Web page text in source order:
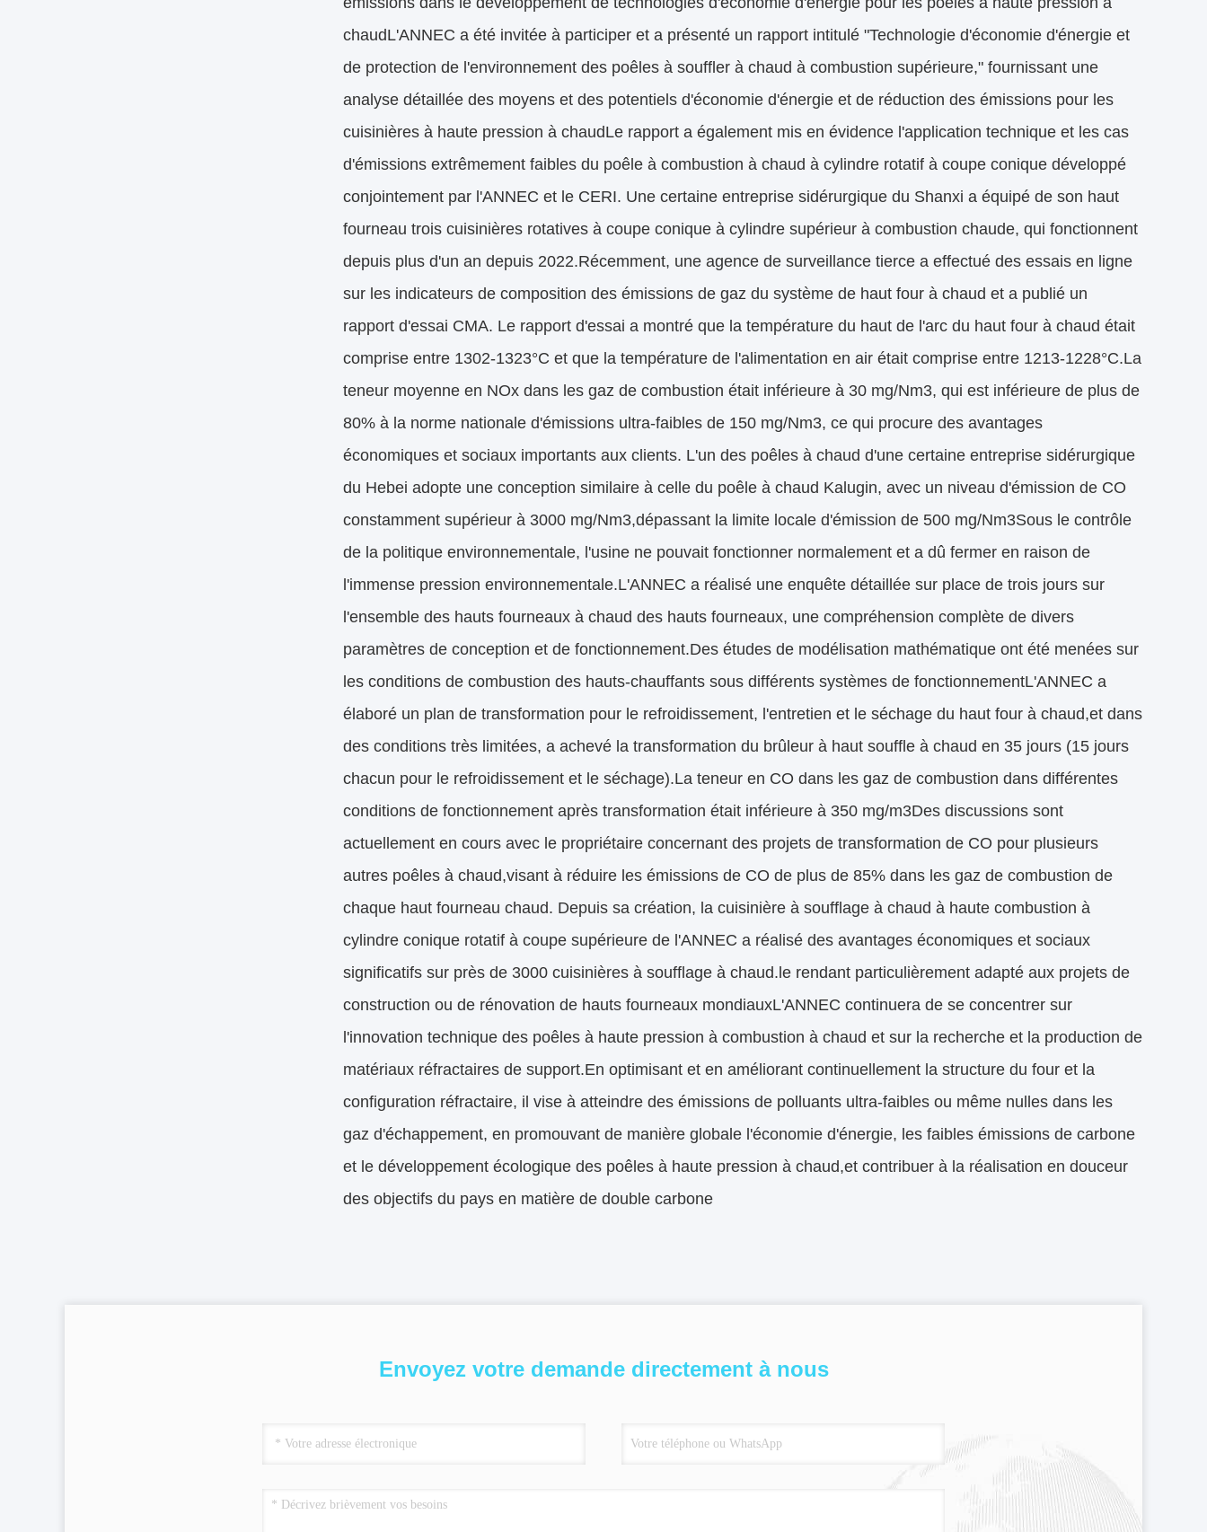
chaudL'ANNEC a été invitée à participer et a présenté un rapport intitulé "Technologie d'économie d'énergie et
de protection de l'environnement des poêles à souffler à chaud à combustion supérieure," fournissant une
analyse détaillée des moyens et des potentiels d'économie d'énergie et de réduction des émissions pour les
cuisinières à haute pression à chaudLe rapport a également mis en évidence l'application technique et les cas
d'émissions extrêmement faibles du poêle à combustion à chaud à cylindre rotatif à coupe conique développé
conjointement par l'ANNEC et le CERI. Une certaine entreprise sidérurgique du Shanxi a équipé de son haut
fourneau trois cuisinières rotatives à coupe conique à cylindre supérieur à combustion chaude, qui fonctionnent
depuis plus d'un an depuis 2022.Récemment, une agence de surveillance tierce a effectué des essais en ligne
sur les indicateurs de composition des émissions de gaz du système de haut four à chaud et a publié un
rapport d'essai CMA. Le rapport d'essai a montré que la température du haut de l'arc du haut four à chaud était
comprise entre 1302-1323°C et que la température de l'alimentation en air était comprise entre 1213-1228°C.La
teneur moyenne en NOx dans les gaz de combustion était inférieure à 30 mg/Nm3, qui est inférieure de plus de
80% à la norme nationale d'émissions ultra-faibles de 150 mg/Nm3, ce qui procure des avantages
économiques et sociaux importants aux clients. L'un des poêles à chaud d'une certaine entreprise sidérurgique
du Hebei adopte une conception similaire à celle du poêle à chaud Kalugin, avec un niveau d'émission de CO
constamment supérieur à 3000 mg/Nm3,dépassant la limite locale d'émission de 500 mg/Nm3Sous le contrôle
de la politique environnementale, l'usine ne pouvait fonctionner normalement et a dû fermer en raison de
l'immense pression environnementale.L'ANNEC a réalisé une enquête détaillée sur place de trois jours sur
l'ensemble des hauts fourneaux à chaud des hauts fourneaux, une compréhension complète de divers
paramètres de conception et de fonctionnement.Des études de modélisation mathématique ont été menées sur
les conditions de combustion des hauts-chauffants sous différents systèmes de fonctionnementL'ANNEC a
élaboré un plan de transformation pour le refroidissement, l'entretien et le séchage du haut four à chaud,et dans
des conditions très limitées, a achevé la transformation du brûleur à haut souffle à chaud en 35 jours (15 jours
chacun pour le refroidissement et le séchage).La teneur en CO dans les gaz de combustion dans différentes
conditions de fonctionnement après transformation était inférieure à 350 mg/m3Des discussions sont
actuellement en cours avec le propriétaire concernant des projets de transformation de CO pour plusieurs
autres poêles à chaud,visant à réduire les émissions de CO de plus de 85% dans les gaz de combustion de
chaque haut fourneau chaud. Depuis sa création, la cuisinière à soufflage à chaud à haute combustion à
cylindre conique rotatif à coupe supérieure de l'ANNEC a réalisé des avantages économiques et sociaux
significatifs sur près de 3000 cuisinières à soufflage à chaud.le rendant particulièrement adapté aux projets de
construction ou de rénovation de hauts fourneaux mondiauxL'ANNEC continuera de se concentrer sur
l'innovation technique des poêles à haute pression à combustion à chaud et sur la recherche et la production de
matériaux réfractaires de support.En optimisant et en améliorant continuellement la structure du four et la
configuration réfractaire, il vise à atteindre des émissions de polluants ultra-faibles ou même nulles dans les
gaz d'échappement, en promouvant de manière globale l'économie d'énergie, les faibles émissions de carbone
et le développement écologique des poêles à haute pression à chaud,et contribuer à la réalisation en douceur
des objectifs du pays en matière de double carbone
Envoyez votre demande directement à nous